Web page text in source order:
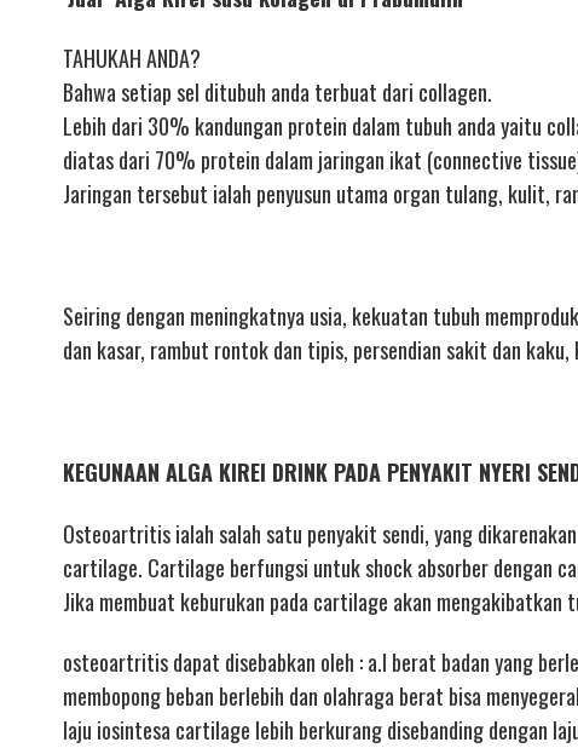
TAHUKAH ANDA?
Bahwa setiap sel ditubuh anda terbuat dari collagen.
Lebih dari 30% kandungan protein dalam tubuh anda yaitu
diatas dari 70% protein dalam jaringan ikat (connective
Jaringan tersebut ialah penyusun utama organ tulang, kulit,
Seiring dengan meningkatnya usia, kekuatan tubuh
dan kasar, rambut rontok dan tipis, persendian sakit dan
KEGUNAAN ALGA KIREI DRINK PADA PENYAKIT NYERI
Osteoartritis ialah salah satu penyakit sendi, yang
cartilage. Cartilage berfungsi untuk shock absorber dengan
Jika membuat keburukan pada cartilage akan
osteoartritis dapat disebabkan oleh : a.l berat badan yang
membopong beban berlebih dan olahraga berat bisa
laju iosintesa cartilage lebih berkurang disebanding dengan